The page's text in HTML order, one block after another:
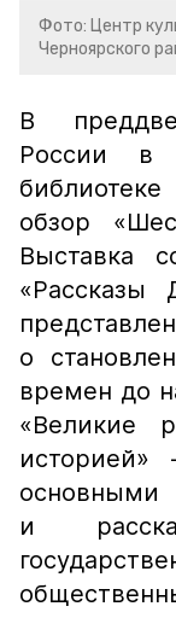
Фото: Центр
Черноярского
В
России в
обзор
Выставка
о
времен до
«Великие
историей»
основными
и